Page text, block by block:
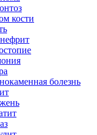
кости
болезнь